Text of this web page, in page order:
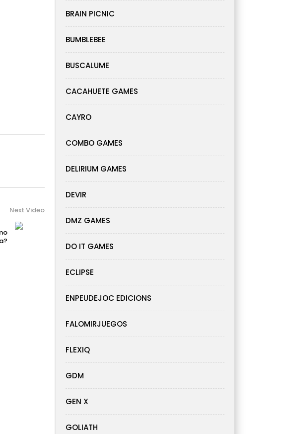
Next Video
BRAIN PICNIC
BUMBLEBEE
BUSCALUME
CACAHUETE GAMES
CAYRO
COMBO GAMES
DELIRIUM GAMES
DEVIR
DMZ GAMES
DO IT GAMES
ECLIPSE
ENPEUDEJOC EDICIONS
FALOMIRJUEGOS
FLEXIQ
GDM
GEN X
GOLIATH